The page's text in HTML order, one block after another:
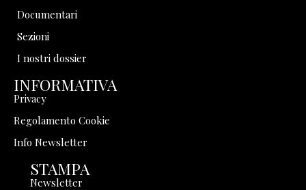
Documentari
Sezioni
I nostri dossier
INFORMATIVA
Privacy
Regolamento Cookie
Info Newsletter
STAMPA
Newsletter